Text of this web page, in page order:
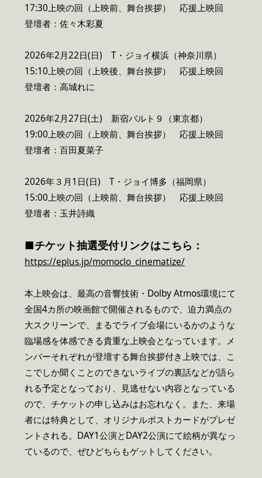
17:30上映の回（上映前、舞台挨拶） 応援上映回
登壇者：佐々木彩夏
2026年2月22日(日) T・ジョイ横浜（神奈川県）
15:10上映の回（上映後、舞台挨拶） 応援上映回
登壇者：高城れに
2026年2月27日(土) 新宿バルト９（東京都）
19:00上映の回（上映前、舞台挨拶） 応援上映回
登壇者：百田夏菜子
2026年３月1日(日) T・ジョイ博多（福岡県）
15:00上映の回（上映前、舞台挨拶） 応援上映回
登壇者：玉井詩織
■チケット抽選受付リンクはこちら：
https://eplus.jp/momoclo_cinematize/
本上映会は、最高の音響技術・Dolby Atmos環境にて
全国4カ所の映画館で開催されるもので、迫力満点の
大スクリーンで、まるでライブ会場にいるかのような
臨場感を体感できる貴重な上映会となっています。メ
ンバーそれぞれが登壇する舞台挨拶付き上映では、こ
こでしか聞くことのできないライブの裏話などが語ら
れる予定となっており、見逃せない内容となっている
ので、チケットの申し込みはお忘れなく。また、来場
者には特典として、オリジナルポストカードがプレゼ
ントされる。DAY1公演とDAY2公演にて絵柄が異なっ
ているので、ぜひどちらもゲットしてください。